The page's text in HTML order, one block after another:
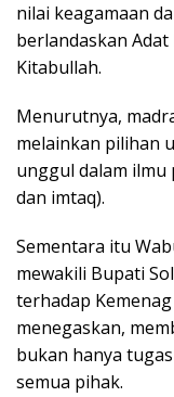
nilai keagamaan
berlandaskan Adat
Kitabullah.
Menurutnya,
melainkan pilihan
unggul dalam
dan imtaq).
Sementara itu
mewakili Bupati
terhadap
menegaskan,
bukan hanya
semua pihak.